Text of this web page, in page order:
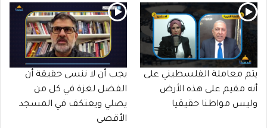
يتم معاملة الفلسطيني على
أنه مقيم على هذه الأرض
وليس مواطنا حقيقيا
يجب أن لا ننسى حقيقة أن
الفضل لغزة في كل من
يصلي ويعتكف في المسجد
الأقصى